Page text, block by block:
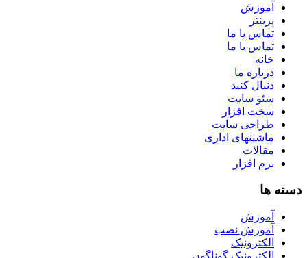
آموزش
پرینتر
تماس با ما
تماس با ما
خانه
درباره ما
دنبال کنید
سئو سایت
سخت افزار
طراحی سایت
ماشینهای اداری
مقالات
نرم افزار
دسته ها
آموزش
آموزش نصب
الکترونیک